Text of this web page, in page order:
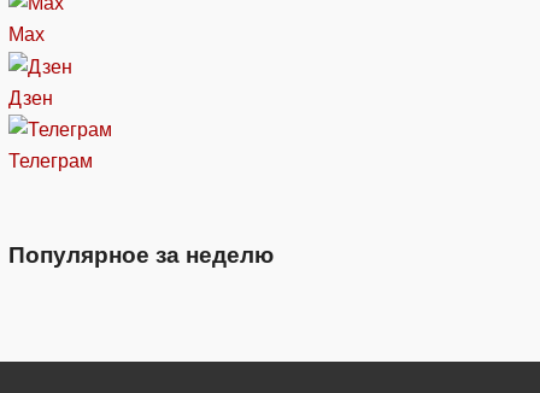
Max
Дзен
Телеграм
Популярное за неделю